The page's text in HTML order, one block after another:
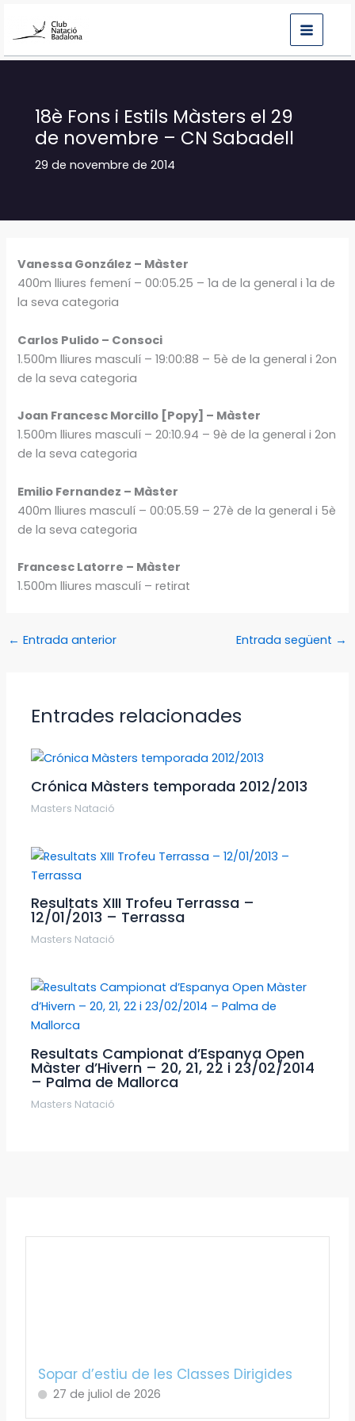
18è Fons i Estils Màsters el 29
de novembre – CN Sabadell
29 de novembre de 2014
Vanessa González – Màster
400m lliures femení – 00:05.25 – 1a de la general i 1a de
la seva categoria
Carlos Pulido – Consoci
1.500m lliures masculí – 19:00:88 – 5è de la general i 2on
de la seva categoria
Joan Francesc Morcillo [Popy] – Màster
1.500m lliures masculí – 20:10.94 – 9è de la general i 2on
de la seva categoria
Emilio Fernandez – Màster
400m lliures masculí – 00:05.59 – 27è de la general i 5è
de la seva categoria
Francesc Latorre – Màster
1.500m lliures masculí – retirat
← Entrada anterior Entrada següent →
Entrades relacionades
Crónica Màsters temporada 2012/2013
Masters Natació
Resultats XIII Trofeu Terrassa –
12/01/2013 – Terrassa
Masters Natació
Resultats Campionat d’Espanya Open
Màster d’Hivern – 20, 21, 22 i 23/02/2014
– Palma de Mallorca
Masters Natació
Sopar d’estiu de les Classes Dirigides
27 de juliol de 2026